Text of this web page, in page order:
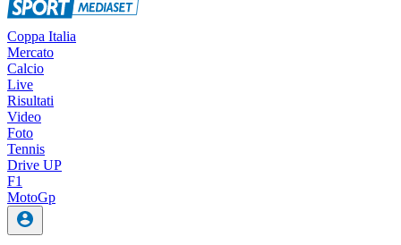
Coppa Italia
Mercato
Calcio
Live
Risultati
Video
Foto
Tennis
Drive UP
F1
MotoGp